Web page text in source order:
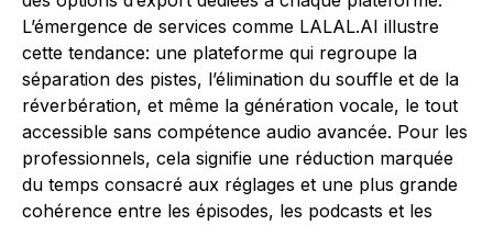
L’émergence de services comme LALAL.AI illustre
cette tendance: une plateforme qui regroupe la
séparation des pistes, l’élimination du souffle et de la
réverbération, et même la génération vocale, le tout
accessible sans compétence audio avancée. Pour les
professionnels, cela signifie une réduction marquée
du temps consacré aux réglages et une plus grande
cohérence entre les épisodes, les podcasts et les